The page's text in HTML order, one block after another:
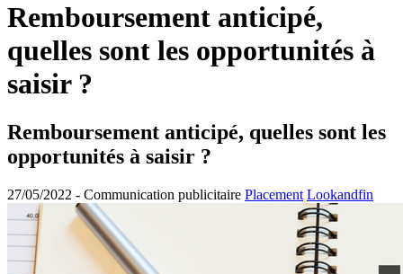
Remboursement anticipé,
quelles sont les opportunités à
saisir ?
Remboursement anticipé, quelles sont les
opportunités à saisir ?
27/05/2022 - Communication publicitaire Placement Lookandfin